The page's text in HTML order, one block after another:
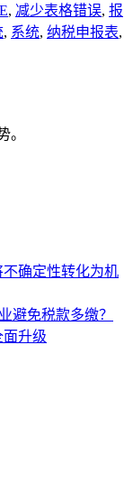
, 减少表格错误, 报
, 系统, 纳税申报表,
。
确定性转化为机
避免税款多缴？
升级